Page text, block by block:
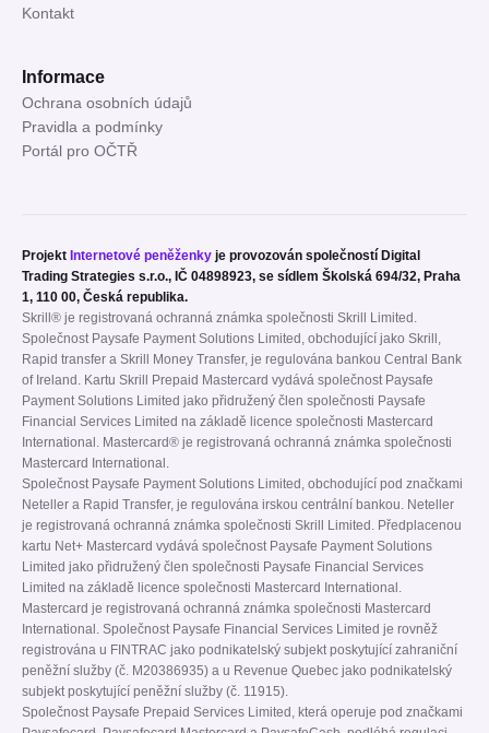
Kontakt
Informace
Ochrana osobních údajů
Pravidla a podmínky
Portál pro OČTŘ
Projekt Internetové peněženky je provozován společností Digital
Trading Strategies s.r.o., IČ 04898923, se sídlem Školská 694/32, Praha
1, 110 00, Česká republika.
Skrill® je registrovaná ochranná známka společnosti Skrill Limited.
Společnost Paysafe Payment Solutions Limited, obchodující jako Skrill,
Rapid transfer a Skrill Money Transfer, je regulována bankou Central Bank
of Ireland. Kartu Skrill Prepaid Mastercard vydává společnost Paysafe
Payment Solutions Limited jako přidružený člen společnosti Paysafe
Financial Services Limited na základě licence společnosti Mastercard
International. Mastercard® je registrovaná ochranná známka společnosti
Mastercard International.
Společnost Paysafe Payment Solutions Limited, obchodující pod značkami
Neteller a Rapid Transfer, je regulována irskou centrální bankou. Neteller
je registrovaná ochranná známka společnosti Skrill Limited. Předplacenou
kartu Net+ Mastercard vydává společnost Paysafe Payment Solutions
Limited jako přidružený člen společnosti Paysafe Financial Services
Limited na základě licence společnosti Mastercard International.
Mastercard je registrovaná ochranná známka společnosti Mastercard
International. Společnost Paysafe Financial Services Limited je rovněž
registrována u FINTRAC jako podnikatelský subjekt poskytující zahraniční
peněžní služby (č. M20386935) a u Revenue Quebec jako podnikatelský
subjekt poskytující peněžní služby (č. 11915).
Společnost Paysafe Prepaid Services Limited, která operuje pod značkami